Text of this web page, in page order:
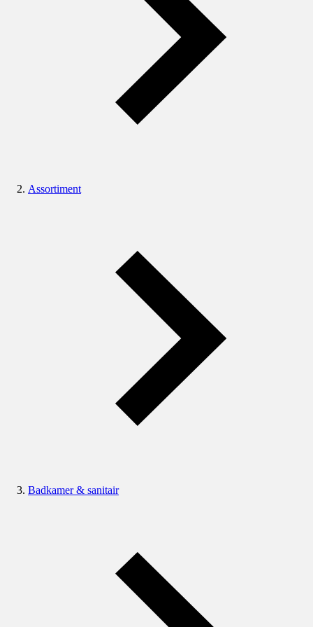
Assortiment
Badkamer & sanitair